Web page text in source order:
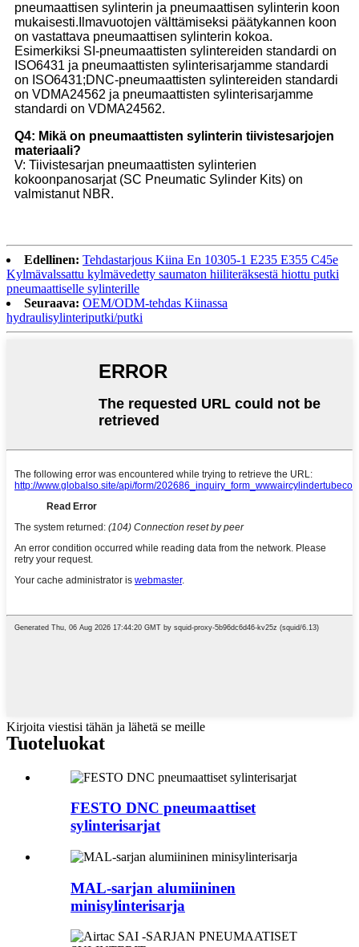
pneumaattisen sylinterin ja pneumaattisen sylinterin koon
mukaisesti.Ilmavuotojen välttämiseksi päätykannen koon
on vastattava pneumaattisen sylinterin kokoa.
Esimerkiksi SI-pneumaattisten sylintereiden standardi on
ISO6431 ja pneumaattisten sylinterisarjamme standardi
on ISO6431;DNC-pneumaattisten sylintereiden standardi
on VDMA24562 ja pneumaattisten sylinterisarjamme
standardi on VDMA24562.
Q4: Mikä on pneumaattisten sylinterin tiivistesarjojen
materiaali?
V: Tiivistesarjan pneumaattisten sylinterien
kokoonpanosarjat (SC Pneumatic Sylinder Kits) on
valmistanut NBR.
Edellinen: Tehdastarjous Kiina En 10305-1 E235 E355 C45e
Kylmävalssattu kylmävedetty saumaton hiiliteräksestä hiottu putki
pneumaattiselle sylinterille
Seuraava: OEM/ODM-tehdas Kiinassa
hydraulisylinteriputki/putki
Kirjoita viestisi tähän ja lähetä se meille
Tuoteluokat
FESTO DNC pneumaattiset
sylinterisarjat
MAL-sarjan alumiininen
minisylinterisarja